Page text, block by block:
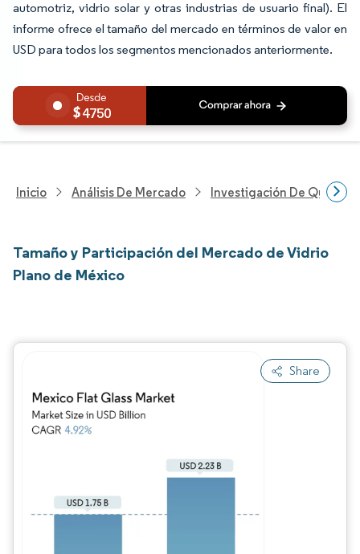
automotriz, vidrio solar y otras industrias de usuario final). El
informe ofrece el tamaño del mercado en términos de valor en
USD para todos los segmentos mencionados anteriormente.
4750
Inicio Análisis De Mercado Investigación De
Tamaño y Participación del Mercado de Vidrio
Plano de México
Share